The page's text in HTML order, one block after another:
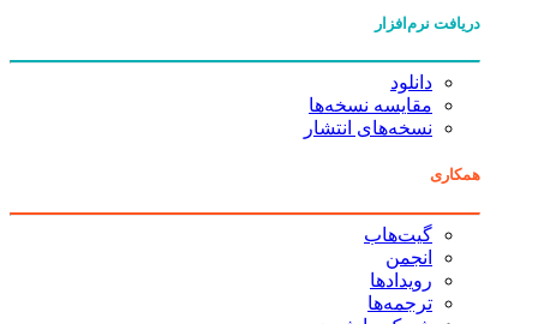
دریافت نرم‌افزار
دانلود
مقایسه نسخه‌ها
نسخه‌های انتشار
همکاری
گیت‌هاب
انجمن
رویدادها
ترجمه‌ها